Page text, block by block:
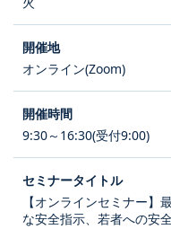
オンライン(Zoom)
9:30～16:30(受付9:00)
【オンラインセミナー】
な安全指示、若者への安